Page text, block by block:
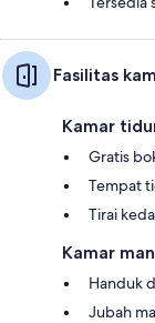
Fasilitas
Kamar
Gratis
Tempat
Tirai
Kamar
Handuk
Jubah